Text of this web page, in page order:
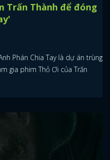
Trấn Thành để đóng
Phán Chia Tay là dự án trùng
gia phim Thỏ Ơi của Trấn